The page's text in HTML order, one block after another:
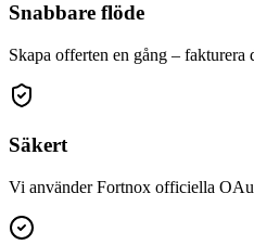
Snabbare flöde
Skapa offerten en gång –
Säkert
Vi använder Fortnox officiella